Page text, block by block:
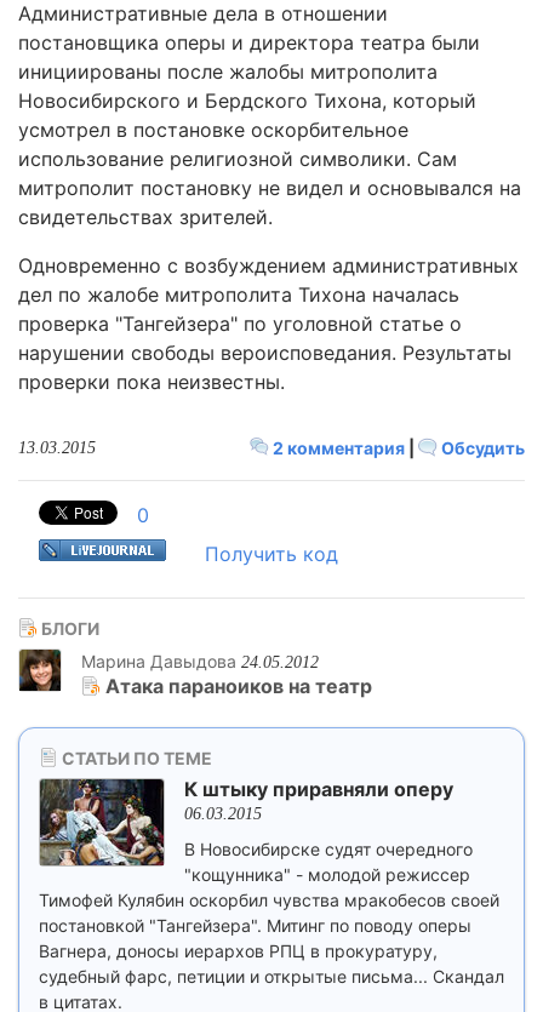
Административные дела в отношении
постановщика оперы и директора театра были
инициированы после жалобы митрополита
Новосибирского и Бердского Тихона, который
усмотрел в постановке оскорбительное
использование религиозной символики. Сам
митрополит постановку не видел и основывался на
свидетельствах зрителей.
Одновременно с возбуждением административных
дел по жалобе митрополита Тихона началась
проверка "Тангейзера" по уголовной статье о
нарушении свободы вероисповедания. Результаты
проверки пока неизвестны.
2 комментария Обсудить
13.03.2015
0
Получить код
БЛОГИ
Марина Давыдова 24.05.2012
Атака параноиков на театр
СТАТЬИ ПО ТЕМЕ
К штыку приравняли оперу
06.03.2015
В Новосибирске судят очередного
"кощунника" - молодой режиссер
Тимофей Кулябин оскорбил чувства мракобесов своей
постановкой "Тангейзера". Митинг по поводу оперы
Вагнера, доносы иерархов РПЦ в прокуратуру,
судебный фарс, петиции и открытые письма... Скандал
в цитатах.